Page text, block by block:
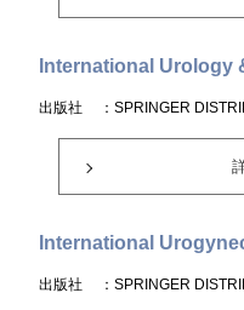
International Urology
出版社 ：SPRINGER
International
出版社 ：SPRINGER